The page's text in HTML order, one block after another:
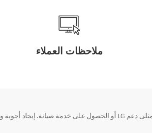
ملاحظات العملاء